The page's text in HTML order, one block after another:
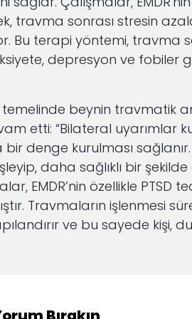
travma sonrası stresin
Bu terapi yöntemi, travma
depresyon ve fobiler
temelinde beynin travmatik
etti: “Bilateral uyarımlar
denge kurulması
daha sağlıklı bir
EMDR’nin özellikle
Travmaların işlenmesi
ve bu sayede kişi,